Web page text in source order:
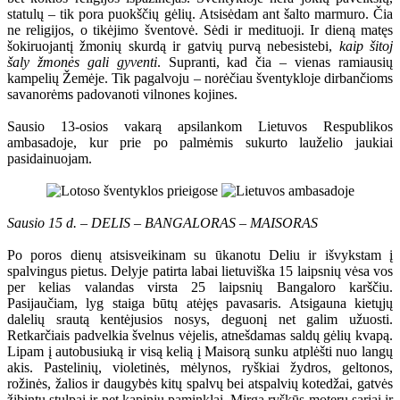
statulų – tik pora puokščių gėlių. Atsisėdam ant šalto marmuro. Čia
ne religijos, o tikėjimo šventovė. Sėdi ir medituoji. Ir dieną matęs
šokiruojantį žmonių skurdą ir gatvių purvą nebesistebi, kaip šitoj
šaly žmonės gali gyventi. Supranti, kad čia – vienas ramiausių
kampelių Žemėje. Tik pagalvoju – norėčiau šventykloje dirbančioms
savanorėms padovanoti vilnones kojines.
Sausio 13-osios vakarą apsilankom Lietuvos Respublikos
ambasadoje, kur prie po palmėmis sukurto lauželio jaukiai
pasidainuojam.
Sausio 15 d. – DELIS – BANGALORAS – MAISORAS
Po poros dienų atsisveikinam su ūkanotu Deliu ir išvykstam į
spalvingus pietus. Delyje patirta labai lietuviška 15 laipsnių vėsa vos
per kelias valandas virsta 25 laipsnių Bangaloro karščiu.
Pasijaučiam, lyg staiga būtų atėjęs pavasaris. Atsigauna kietųjų
dalelių srautą kentėjusios nosys, deguonį net galim užuosti.
Retkarčiais padvelkia švelnus vėjelis, atnešdamas saldų gėlių kvapą.
Lipam į autobusiuką ir visą kelią į Maisorą sunku atplėšti nuo langų
akis. Pastelinių, violetinės, mėlynos, ryškiai žydros, geltonos,
rožinės, žalios ir daugybės kitų spalvų bei atspalvių kotedžai, gatvės